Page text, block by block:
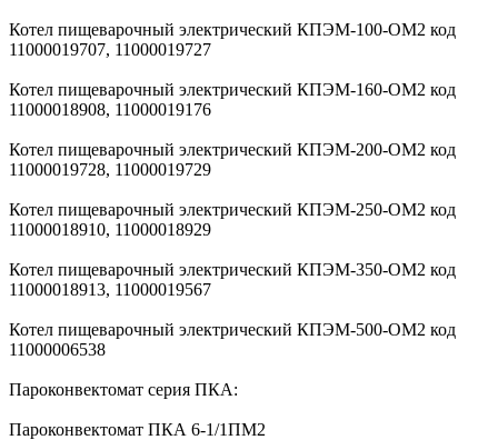
Котел пищеварочный электрический КПЭМ-100-ОМ2 код
11000019707, 11000019727
Котел пищеварочный электрический КПЭМ-160-ОМ2 код
11000018908, 11000019176
Котел пищеварочный электрический КПЭМ-200-ОМ2 код
11000019728, 11000019729
Котел пищеварочный электрический КПЭМ-250-ОМ2 код
11000018910, 11000018929
Котел пищеварочный электрический КПЭМ-350-ОМ2 код
11000018913, 11000019567
Котел пищеварочный электрический КПЭМ-500-ОМ2 код
11000006538
Пароконвектомат серия ПКА:
Пароконвектомат ПКА 6-1/1ПМ2